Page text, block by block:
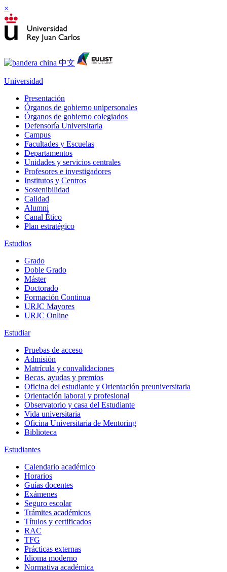
×
Universidad
Presentación
Órganos de gobierno unipersonales
Órganos de gobierno colegiados
Defensoría Universitaria
Campus
Facultades y Escuelas
Departamentos
Unidades y servicios centrales
Profesores e investigadores
Institutos y Centros
Sostenibilidad
Calidad
Alumni
Canal Ético
Plan estratégico
Estudios
Grado
Doble Grado
Máster
Doctorado
Formación Continua
URJC Mayores
URJC Online
Estudiar
Pruebas de acceso
Admisión
Matrícula y convalidaciones
Becas, ayudas y premios
Oficina del estudiante y Orientación preuniversitaria
Orientación laboral y profesional
Observatorio y casa del Estudiante
Vida universitaria
Oficina Universitaria de Mentoring
Biblioteca
Estudiantes
Calendario académico
Horarios
Guías docentes
Exámenes
Seguro escolar
Trámites académicos
Títulos y certificados
RAC
TFG
Prácticas externas
Idioma moderno
Normativa académica